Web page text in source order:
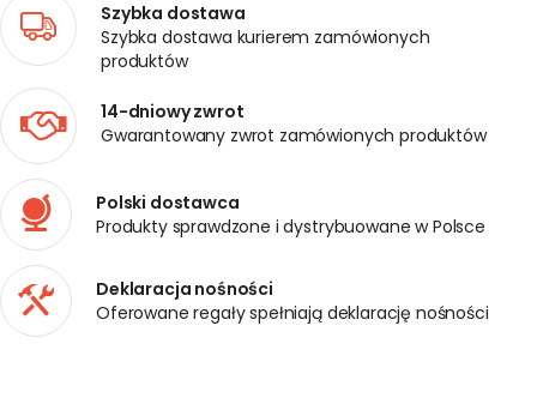
Szybka dostawa
Szybka dostawa kurierem zamówionych
produktów
14-dniowy zwrot
Gwarantowany zwrot zamówionych produktów
Polski dostawca
Produkty sprawdzone i dystrybuowane w Polsce
Deklaracja nośności
Oferowane regały spełniają deklarację nośności